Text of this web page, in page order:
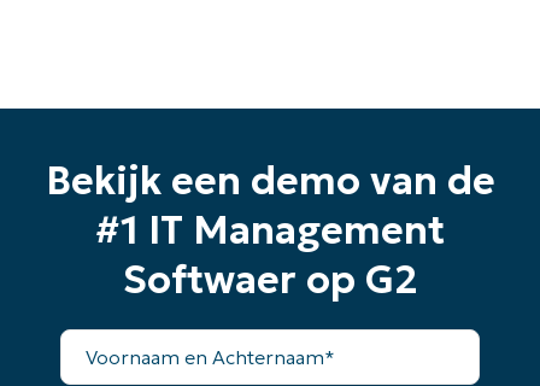
Bekijk een demo van de
#1 IT Management
Softwaer op G2
Voornaam
Achternaam*